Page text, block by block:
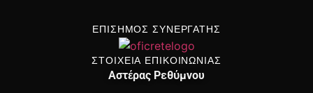
ΕΠΙΣΗΜΟΣ ΣΥΝΕΡΓΑΤΗΣ
ΣΤΟΙΧΕΙΑ ΕΠΙΚΟΙΝΩΝΙΑΣ
Αστέρας Ρεθύμνου